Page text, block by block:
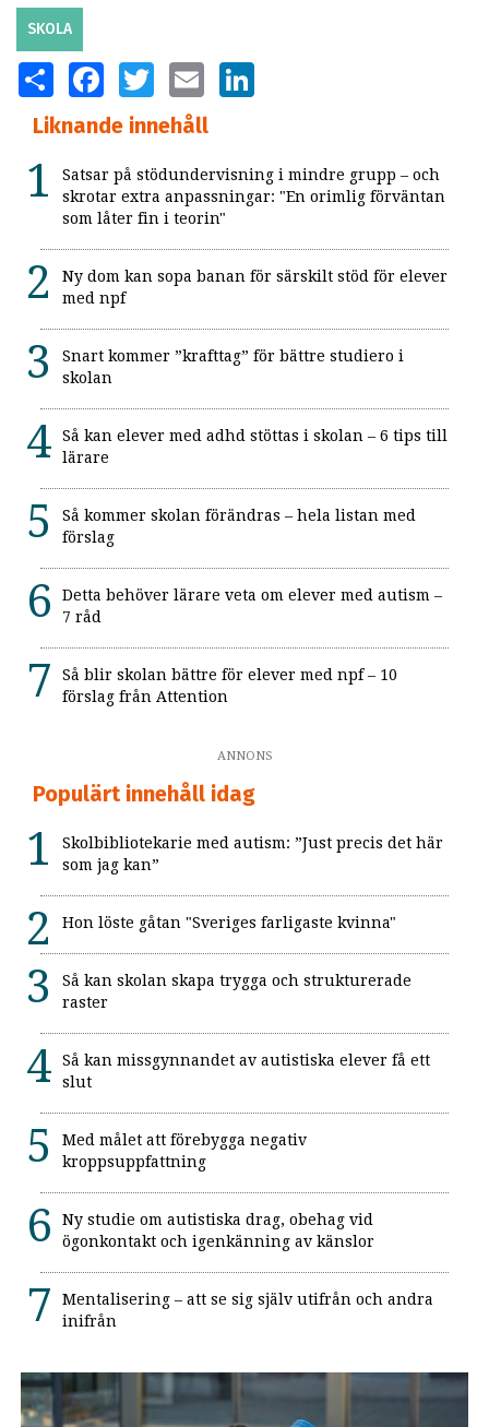
SKOLA
SHARE FACEBOOKTWITTER EMAIL
Liknande innehåll
Satsar på stödundervisning i mindre grupp – och
skrotar extra anpassningar: "En orimlig förväntan
som låter fin i teorin"
Ny dom kan sopa banan för särskilt stöd för elever
med npf
Snart kommer ”krafttag” för bättre studiero i
skolan
Så kan elever med adhd stöttas i skolan – 6 tips till
lärare
Så kommer skolan förändras – hela listan med
förslag
Detta behöver lärare veta om elever med autism –
7 råd
Så blir skolan bättre för elever med npf – 10
förslag från Attention
ANNONS
Populärt innehåll idag
Skolbibliotekarie med autism: ”Just precis det här
som jag kan”
Hon löste gåtan "Sveriges farligaste kvinna"
Så kan skolan skapa trygga och strukturerade
raster
Så kan missgynnandet av autistiska elever få ett
slut
Med målet att förebygga negativ
kroppsuppfattning
Ny studie om autistiska drag, obehag vid
ögonkontakt och igenkänning av känslor
Mentalisering – att se sig själv utifrån och andra
inifrån